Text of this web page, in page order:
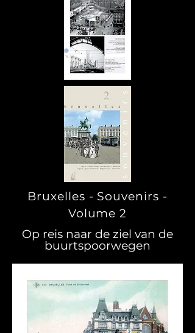
Bruxelles - Souvenirs -
Volume 2
Op reis naar de ziel van de
buurtspoorwegen